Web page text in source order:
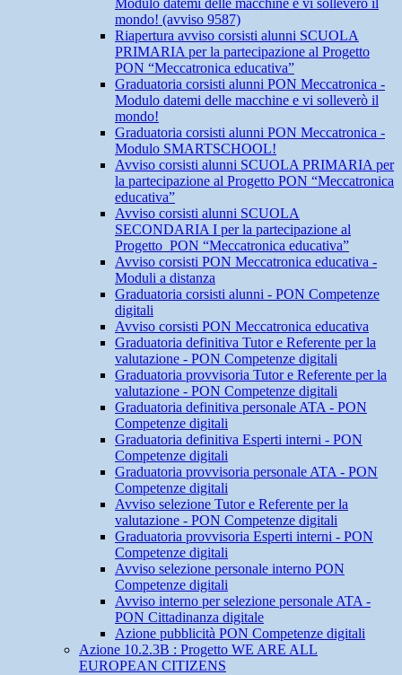
Modulo datemi delle macchine e vi solleverò il
mondo! (avviso 9587)
Riapertura avviso corsisti alunni SCUOLA
PRIMARIA per la partecipazione al Progetto
PON “Meccatronica educativa”
Graduatoria corsisti alunni PON Meccatronica -
Modulo datemi delle macchine e vi solleverò il
mondo!
Graduatoria corsisti alunni PON Meccatronica -
Modulo SMARTSCHOOL!
Avviso corsisti alunni SCUOLA PRIMARIA per
la partecipazione al Progetto PON “Meccatronica
educativa”
Avviso corsisti alunni SCUOLA
SECONDARIA I per la partecipazione al
Progetto PON “Meccatronica educativa”
Avviso corsisti PON Meccatronica educativa -
Moduli a distanza
Graduatoria corsisti alunni - PON Competenze
digitali
Avviso corsisti PON Meccatronica educativa
Graduatoria definitiva Tutor e Referente per la
valutazione - PON Competenze digitali
Graduatoria provvisoria Tutor e Referente per la
valutazione - PON Competenze digitali
Graduatoria definitiva personale ATA - PON
Competenze digitali
Graduatoria definitiva Esperti interni - PON
Competenze digitali
Graduatoria provvisoria personale ATA - PON
Competenze digitali
Avviso selezione Tutor e Referente per la
valutazione - PON Competenze digitali
Graduatoria provvisoria Esperti interni - PON
Competenze digitali
Avviso selezione personale interno PON
Competenze digitali
Avviso interno per selezione personale ATA -
PON Cittadinanza digitale
Azione pubblicità PON Competenze digitali
Azione 10.2.3B : Progetto WE ARE ALL
EUROPEAN CITIZENS